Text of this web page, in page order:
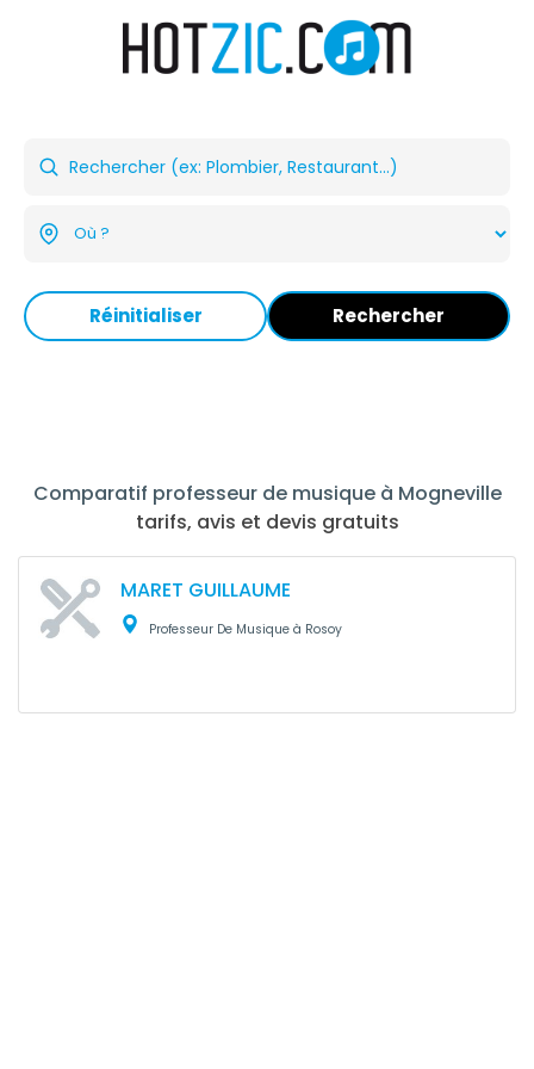
Réinitialiser Rechercher
Comparatif professeur de musique à Mogneville
tarifs, avis et devis gratuits
MARET GUILLAUME
Professeur De Musique à Rosoy